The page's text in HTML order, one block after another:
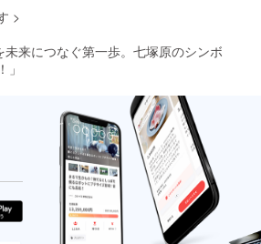
>
来につなぐ第一歩。七塚原のシンボ